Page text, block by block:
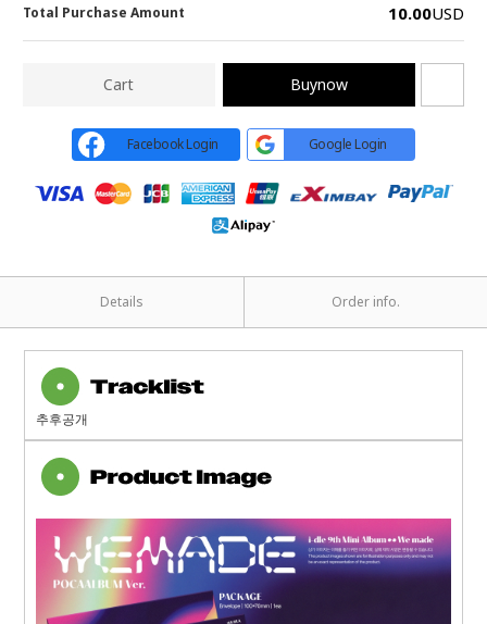
Total Purchase Amount 10.00USD
Cart Buynow
Facebook Login Google Login
Details Order info.
추후공개